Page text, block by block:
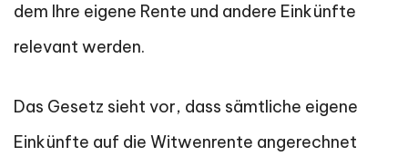
dem Ihre eigene Rente und andere Einkünfte
relevant werden.
Das Gesetz sieht vor, dass sämtliche eigene
Einkünfte auf die Witwenrente angerechnet